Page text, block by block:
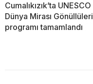
Cumalıkızık’ta UNESCO
Dünya Mirası Gönüllüleri
programı tamamlandı